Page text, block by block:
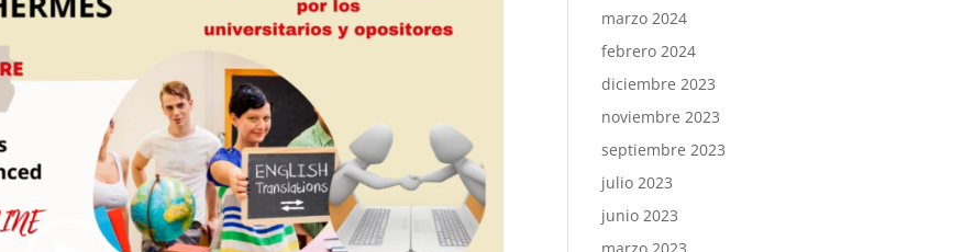
marzo 2024
febrero 2024
diciembre 2023
noviembre 2023
septiembre 2023
julio 2023
junio 2023